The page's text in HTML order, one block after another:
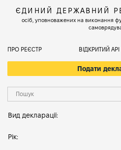
ЄДИНИЙ ДЕРЖАВНИЙ
осіб, уповноважених на виконання
ПРО РЕЄСТР ВІДКРИТИЙ АРІ
Подати
Вид декларації:
Рік: